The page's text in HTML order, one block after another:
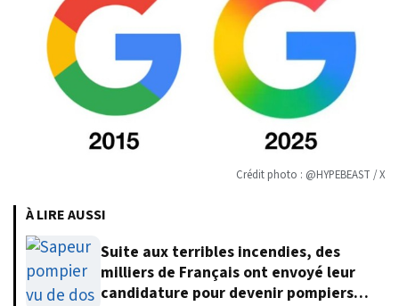
Crédit photo : @HYPEBEAST / X
À LIRE AUSSI
Suite aux terribles incendies, des
milliers de Français ont envoyé leur
candidature pour devenir pompiers